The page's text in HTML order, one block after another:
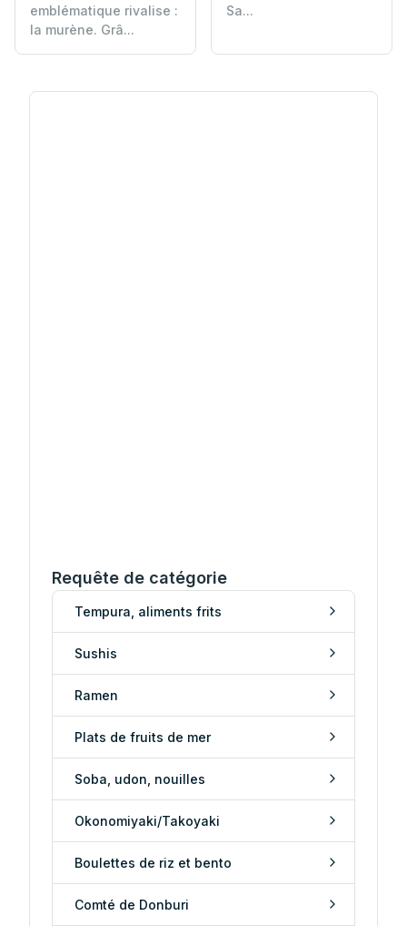
emblématique rivalise :
la murène. Grâ...
Sa...
Requête de catégorie
Tempura, aliments frits
Sushis
Ramen
Plats de fruits de mer
Soba, udon, nouilles
Okonomiyaki/Takoyaki
Boulettes de riz et bento
Comté de Donburi